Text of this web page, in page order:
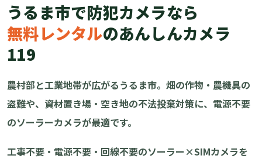
うるま市で防犯カメラなら
無料レンタルのあんしんカメラ
119
農村部と工業地帯が広がるうるま市。畑の作物・農機具の
盗難や、資材置き場・空き地の不法投棄対策に、電源不要
のソーラーカメラが最適です。
工事不要・電源不要・回線不要のソーラー×SIMカメラを